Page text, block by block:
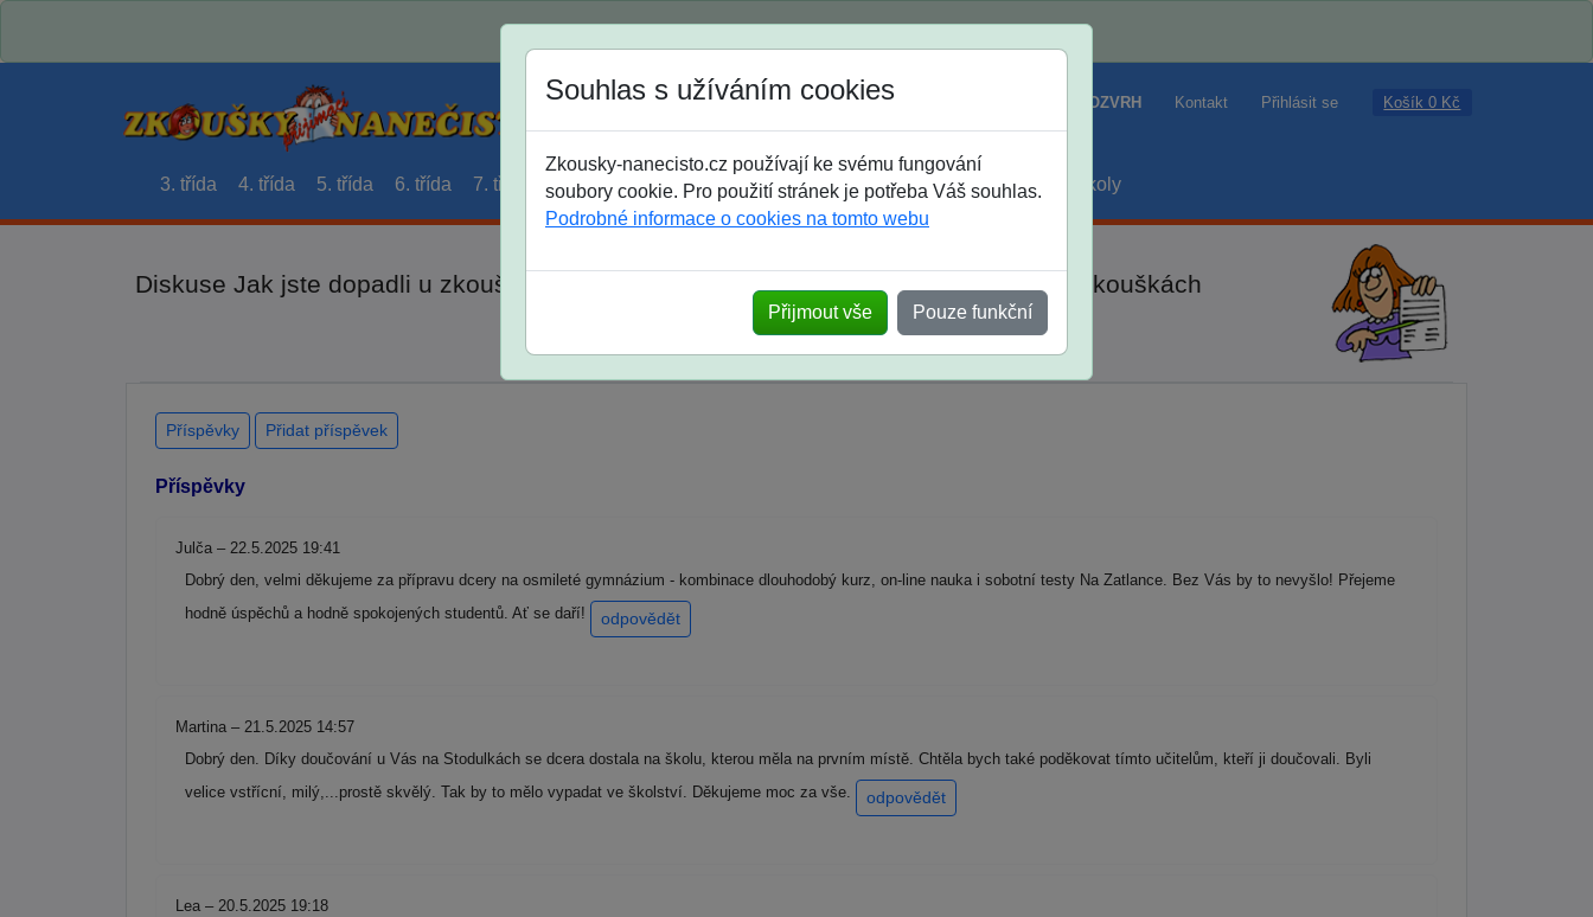
Jak si vybrat ROZVRH Kontakt Přihlásit se Košík 0 Kč
3. třída 4. třída 5. třída 6. třída 7. třída 8. třída 9. třída střední maturanti soutěže prázdniny školy
Diskuse Jak jste dopadli u zkoušek na SŠ? Vaše ohlasy po skutečných přijímacích zkouškách
Souhlas s užíváním cookies
Zkousky-nanecisto.cz používají ke svému fungování
soubory cookie. Pro použití stránek je potřeba Váš souhlas.
Podrobné informace o cookies na tomto webu
Přijmout vše Pouze funkční
Příspěvky Přidat příspěvek
Příspěvky
Julča – 22.5.2025 19:41
Dobrý den, velmi děkujeme za přípravu dcery na osmileté gymnázium - kombinace dlouhodobý kurz, on-line nauka i sobotní testy Na Zatlance. Bez Vás by to nevyšlo! Přejeme
hodně úspěchů a hodně spokojených studentů. Ať se daří!
odpovědět
Martina – 21.5.2025 14:57
Dobrý den. Díky doučování u Vás na Stodulkách se dcera dostala na školu, kterou měla na prvním místě. Chtěla bych také poděkovat tímto učitelům, kteří ji doučovali. Byli
velice vstřícní, milý,...prostě skvělý. Tak by to mělo vypadat ve školství. Děkujeme moc za vše.
odpovědět
Lea – 20.5.2025 19:18